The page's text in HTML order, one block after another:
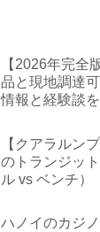
【2026年完全
品と現地調達
情報と経験談
【クアラルン
のトランジッ
ル vs ベンチ）
ハノイのカジ